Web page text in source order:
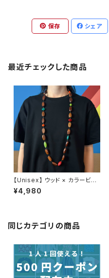
保存 シェア
最近チェックした商品
【Unisex】 ウッド × カラービー
ズ ロングネックレス / ボヘミア
ン 古着 アクセサリーネックレス
¥4,980
同じカテゴリの商品